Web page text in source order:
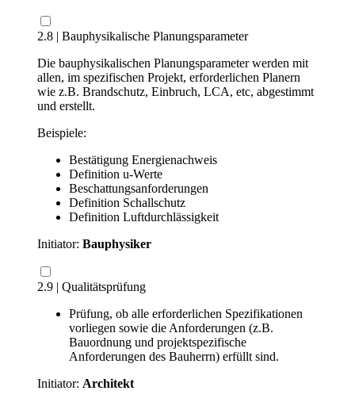
2.8 | Bauphysikalische Planungsparameter
Die bauphysikalischen Planungsparameter werden mit
allen, im spezifischen Projekt, erforderlichen Planern
wie z.B. Brandschutz, Einbruch, LCA, etc, abgestimmt
und erstellt.
Beispiele:
Bestätigung Energienachweis
Definition u-Werte
Beschattungsanforderungen
Definition Schallschutz
Definition Luftdurchlässigkeit
Initiator: Bauphysiker
2.9 | Qualitätsprüfung
Prüfung, ob alle erforderlichen Spezifikationen
vorliegen sowie die Anforderungen (z.B.
Bauordnung und projektspezifische
Anforderungen des Bauherrn) erfüllt sind.
Initiator: Architekt